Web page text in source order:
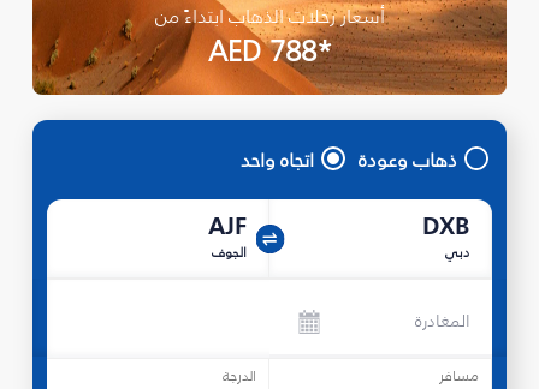
أسعار رحلات الذهاب ابتداءً من
*AED 788
ذهاب وعودة اتجاه واحد
DXB
دبي
AJF
الجوف
المغادرة
مسافر الدرجة